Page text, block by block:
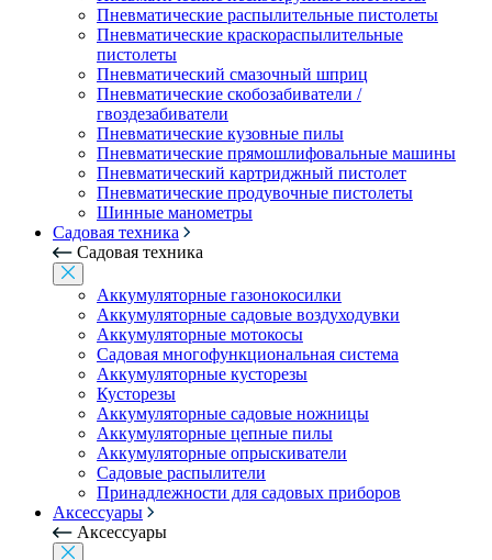
Пневматические распылительные пистолеты
Пневматические краскораспылительные
пистолеты
Пневматический смазочный шприц
Пневматические скобозабиватели /
гвоздезабиватели
Пневматические кузовные пилы
Пневматические прямошлифовальные машины
Пневматический картриджный пистолет
Пневматические продувочные пистолеты
Шинные манометры
Садовая техника
Садовая техника
Аккумуляторные газонокосилки
Аккумуляторные садовые воздуходувки
Аккумуляторные мотокосы
Садовая многофункциональная система
Аккумуляторные кусторезы
Кусторезы
Аккумуляторные садовые ножницы
Аккумуляторные цепные пилы
Аккумуляторные опрыскиватели
Садовые распылители
Принадлежности для садовых приборов
Аксессуары
Аксессуары